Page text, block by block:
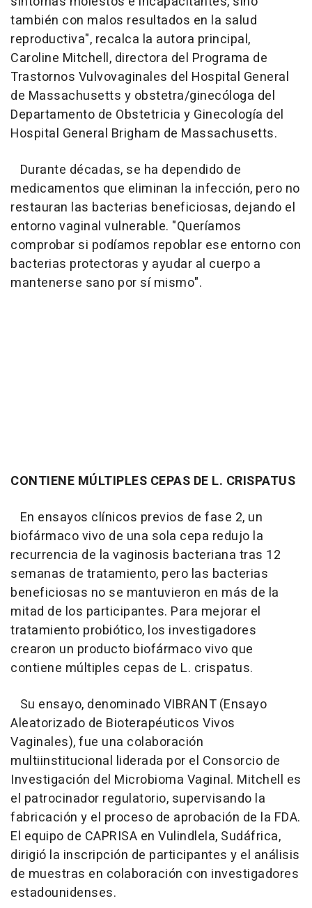
también con malos resultados en la salud
reproductiva", recalca la autora principal,
Caroline Mitchell, directora del Programa de
Trastornos Vulvovaginales del Hospital General
de Massachusetts y obstetra/ginecóloga del
Departamento de Obstetricia y Ginecología del
Hospital General Brigham de Massachusetts.
Durante décadas, se ha dependido de
medicamentos que eliminan la infección, pero no
restauran las bacterias beneficiosas, dejando el
entorno vaginal vulnerable. "Queríamos
comprobar si podíamos repoblar ese entorno con
bacterias protectoras y ayudar al cuerpo a
mantenerse sano por sí mismo".
CONTIENE MÚLTIPLES CEPAS DE L. CRISPATUS
En ensayos clínicos previos de fase 2, un
biofármaco vivo de una sola cepa redujo la
recurrencia de la vaginosis bacteriana tras 12
semanas de tratamiento, pero las bacterias
beneficiosas no se mantuvieron en más de la
mitad de los participantes. Para mejorar el
tratamiento probiótico, los investigadores
crearon un producto biofármaco vivo que
contiene múltiples cepas de L. crispatus.
Su ensayo, denominado VIBRANT (Ensayo
Aleatorizado de Bioterapéuticos Vivos
Vaginales), fue una colaboración
multiinstitucional liderada por el Consorcio de
Investigación del Microbioma Vaginal. Mitchell es
el patrocinador regulatorio, supervisando la
fabricación y el proceso de aprobación de la FDA.
El equipo de CAPRISA en Vulindlela, Sudáfrica,
dirigió la inscripción de participantes y el análisis
de muestras en colaboración con investigadores
estadounidenses.